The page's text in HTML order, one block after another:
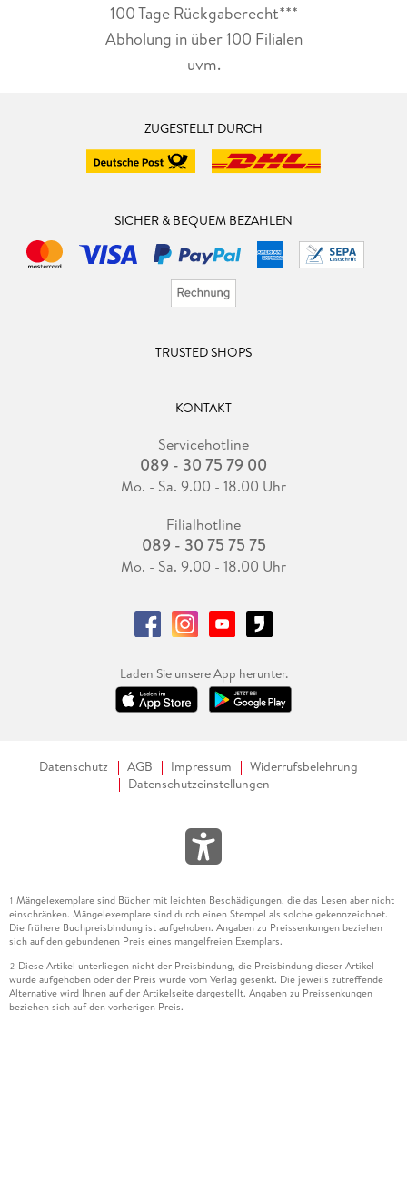
100 Tage Rückgaberecht***
Abholung in über 100 Filialen
uvm.
ZUGESTELLT DURCH
SICHER & BEQUEM BEZAHLEN
TRUSTED SHOPS
KONTAKT
Servicehotline
089 - 30 75 79 00
Mo. - Sa. 9.00 - 18.00 Uhr
Filialhotline
089 - 30 75 75 75
Mo. - Sa. 9.00 - 18.00 Uhr
Laden Sie unsere App herunter.
Datenschutz AGB Impressum
Widerrufsbelehrung
Datenschutzeinstellungen
1 Mängelexemplare sind Bücher mit leichten Beschädigungen, die das Lesen aber nicht
einschränken. Mängelexemplare sind durch einen Stempel als solche gekennzeichnet.
Die frühere Buchpreisbindung ist aufgehoben. Angaben zu Preissenkungen beziehen
sich auf den gebundenen Preis eines mangelfreien Exemplars.
2 Diese Artikel unterliegen nicht der Preisbindung, die Preisbindung dieser Artikel
wurde aufgehoben oder der Preis wurde vom Verlag gesenkt. Die jeweils zutreffende
Alternative wird Ihnen auf der Artikelseite dargestellt. Angaben zu Preissenkungen
beziehen sich auf den vorherigen Preis.